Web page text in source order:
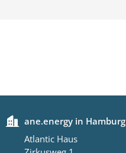
ane.energy in Hamburg
Atlantic Haus